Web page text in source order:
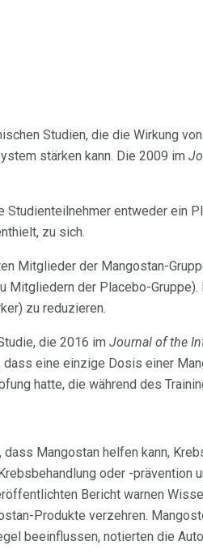
Studien, die die Wirkung
stärken kann. Die 2009 im
Studienteilnehmer entweder ein
zu sich.
Mitglieder der Mangostan-
Mitgliedern der Placebo-
zu reduzieren.
die 2016 im Journal of the
dass eine einzige Dosis einer
hatte, die während des
dass Mangostan helfen kann,
oder -prävention
Bericht warnen
Produkte verzehren.
beeinflussen, notierten die